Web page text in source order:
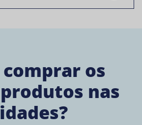
os
nas